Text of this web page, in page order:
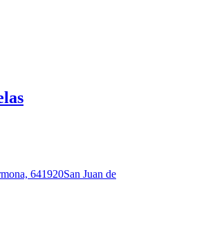
641920San Juan de